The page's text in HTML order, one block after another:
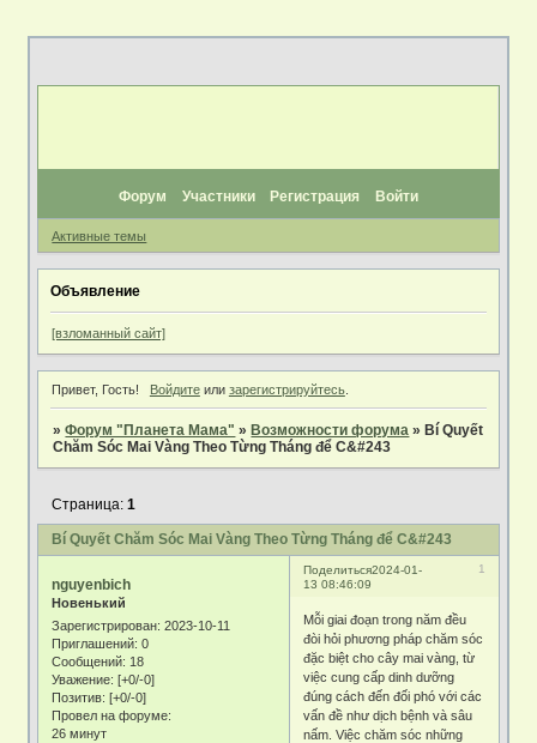
Форум Участники Регистрация Войти
Активные темы
Объявление
[взломанный сайт]
Привет, Гость! Войдитеили зарегистрируйтесь.
»Форум "Планета Мама" »Возможности форума »Bí Quyết
Chăm Sóc Mai Vàng Theo Từng Tháng để C&#243
Bí Quyết Chăm Sóc Mai Vàng Theo Từng Tháng để C&#243
Страница:1
Поделиться 1
2024-01-
13 08:46:09
nguyenbich
Новенький
Зарегистрирован: 2023-10-11
Приглашений: 0
Сообщений: 18
Уважение: [+0/-0]
Позитив: [+0/-0]
Провел на форуме:
26 минут
Mỗi giai đoạn trong năm đều
đòi hỏi phương pháp chăm sóc
đặc biệt cho cây mai vàng, từ
việc cung cấp dinh dưỡng
đúng cách đến đối phó với các
vấn đề như dịch bệnh và sâu
nấm. Việc chăm sóc những